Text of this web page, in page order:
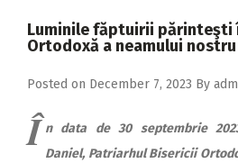
2017
2014
Luminile făptuirii părinteşti
Ortodoxă a neamului nostru
Posted on December 7, 2023 By
Î n data de 30 septembrie
Daniel, Patriarhul Bisericii